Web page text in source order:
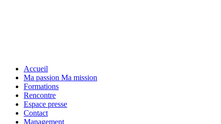
Accueil
Ma passion Ma mission
Formations
Rencontre
Espace presse
Contact
Management